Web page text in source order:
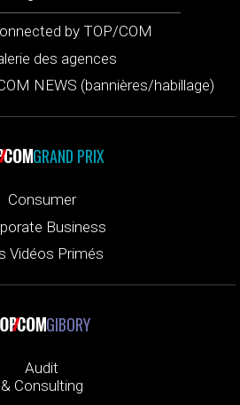
by TOP/COM
des agences
NEWS (bannières/habillage)
GRAND PRIX
Consumer
Business
Vidéos Primés
GIBORY
Audit
& Consulting